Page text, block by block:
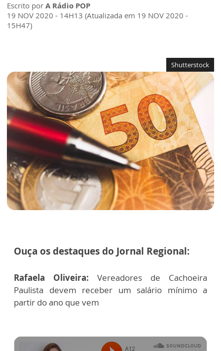
Escrito por A Rádio POP
19 NOV 2020 - 14H13 (Atualizada em 19 NOV 2020 -
15H47)
Shutterstock
Ouça os destaques do Jornal Regional:
Rafaela Oliveira: Vereadores de Cachoeira
Paulista devem receber um salário mínimo a
partir do ano que vem